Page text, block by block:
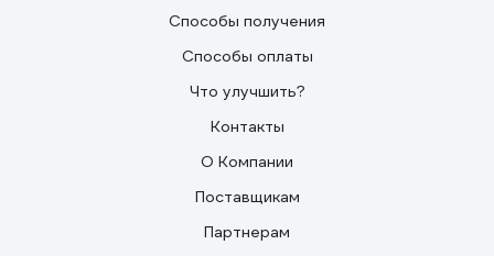
Способы получения
Способы оплаты
Что улучшить?
Контакты
О Компании
Поставщикам
Партнерам